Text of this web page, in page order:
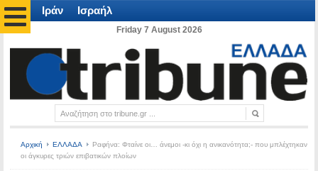
Ιράν Ισραήλ
Friday 7 August 2026
Αρχική ΕΛΛΑΔΑ
Ραφήνα: Φταίνε οι… άνεμοι -κι όχι η ανικανότητα;- που μπλέχτηκαν
οι άγκυρες τριών επιβατικών πλοίων